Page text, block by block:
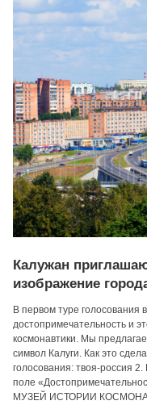
Калужан
изображение
В первом туре
достопримечательность и
космонавтики. Мы
символ Калуги. Как это
голосования: твоя-россия
поле
МУЗЕЙ ИСТОРИИ